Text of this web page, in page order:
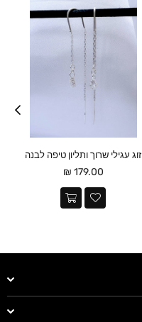
זוג עגילי שרוך ותליון טיפה לבנה
מחיר
179.00 ₪